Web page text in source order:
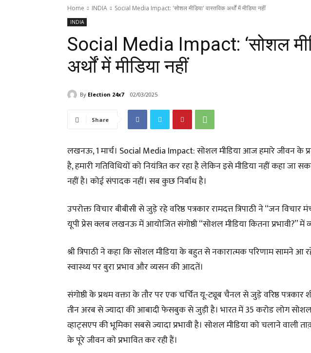
Home INDIA Social Media Impact: 'सोशल मीडिया' वास्तविक अर्थों में मीडिया नहीं
INDIA
Social Media Impact: ‘सोशल
अर्थों में मीडिया नहीं
By Election 24x7 02/03/2025
Share
लखनऊ, 1 मार्च। Social Media Impact: सोशल मीडिया आज हमारे जीवन के
है, हमारी गतिविधियों को नियंत्रित कर रहा है लेकिन इसे मीडिया नहीं कहा जा
नहीं है। कोई संपादक नहीं। सब कुछ निर्बाध है।
उपरोक्त विचार बीबीसी से जुड़े रहे वरिष्ठ पत्रकार रामदत्त त्रिपाठी ने “जन
यूपी प्रेस क्लब लखनऊ में आयोजित संगोष्ठी “सोशल मीडिया कितना प्रभावी?” में
श्री त्रिपाठी ने कहा कि सोशल मीडिया के बहुत से नकारात्मक परिणाम सामने
स्वास्थ्य पर बुरा प्रभाव और व्यसन की आदतें।
संगोष्ठी के प्रथम वक्ता के तौर पर एक चर्चित यू-ट्यूब चैनल से जुड़े वरिष्ठ पत्रकार
तीन अरब से ज्यादा की आबादी फेसबुक से जुड़ी है। भारत में 35 करोड लोग
व्हाट्सएप की भूमिका सबसे ज्यादा प्रभावी है। सोशल मीडिया को चलाने
के पूरे जीवन को प्रभावित कर रही हैं।